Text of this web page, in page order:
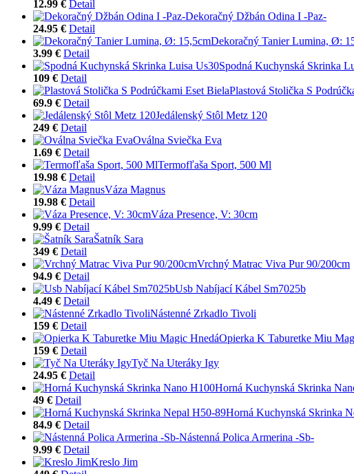
12.99 € Detail
Dekoračný Džbán Odina I -Paz-
24.95 € Detail
Dekoračný Tanier Lumina, Ø:
3.99 € Detail
Spodná Kuchynská Skrinka
109 € Detail
Plastová Stolička S
69.9 € Detail
Jedálenský Stôl Metz 120
249 € Detail
Oválna Sviečka Eva
1.69 € Detail
Termofľaša Sport, 500 Ml
19.98 € Detail
Váza Magnus
19.98 € Detail
Váza Presence, V: 30cm
9.99 € Detail
Šatník Sara
349 € Detail
Vrchný Matrac Viva Pur 90/200cm
94.9 € Detail
Usb Nabíjací Kábel Sm7025b
4.49 € Detail
Nástenné Zrkadlo Tivoli
159 € Detail
Opierka K Taburetke Miu
159 € Detail
Tyč Na Uteráky Igy
24.95 € Detail
Horná Kuchynská Skrinka
49 € Detail
Horná Kuchynská Skrinka
84.9 € Detail
Nástenná Polica Armerina -Sb-
9.99 € Detail
Kreslo Jim